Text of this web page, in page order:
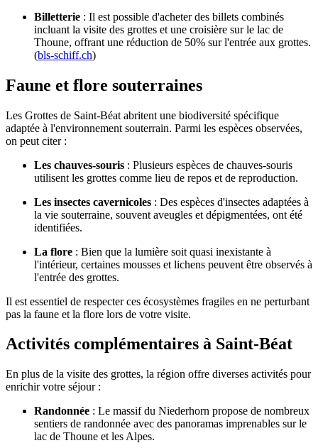
Billetterie : Il est possible d'acheter des billets combinés
incluant la visite des grottes et une croisière sur le lac de
Thoune, offrant une réduction de 50% sur l'entrée aux grottes.
(bls-schiff.ch)
Faune et flore souterraines
Les Grottes de Saint-Béat abritent une biodiversité spécifique
adaptée à l'environnement souterrain. Parmi les espèces observées,
on peut citer :
Les chauves-souris : Plusieurs espèces de chauves-souris
utilisent les grottes comme lieu de repos et de reproduction.
Les insectes cavernicoles : Des espèces d'insectes adaptées à
la vie souterraine, souvent aveugles et dépigmentées, ont été
identifiées.
La flore : Bien que la lumière soit quasi inexistante à
l'intérieur, certaines mousses et lichens peuvent être observés à
l'entrée des grottes.
Il est essentiel de respecter ces écosystèmes fragiles en ne perturbant
pas la faune et la flore lors de votre visite.
Activités complémentaires à Saint-Béat
En plus de la visite des grottes, la région offre diverses activités pour
enrichir votre séjour :
Randonnée : Le massif du Niederhorn propose de nombreux
sentiers de randonnée avec des panoramas imprenables sur le
lac de Thoune et les Alpes.